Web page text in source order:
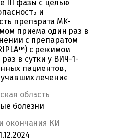
III фазы с целью
и
препарата MK-
приема один раз в
с препаратом
с режимом
в сутки у ВИЧ-1-
пациентов,
лечение
область
болезни
окончания КИ